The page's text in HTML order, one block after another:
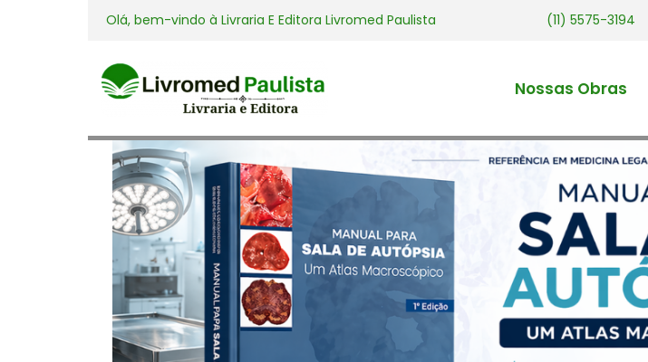
Olá, bem-vindo à Livraria E Editora Livromed Paulista (11) 5575-3194
Nossas Obras